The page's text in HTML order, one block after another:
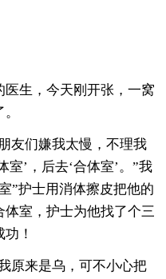
生，今天刚开张，一窝
友们嫌我太慢，不理我
室’，后去‘合体室’。”我
”护士用消体擦皮把他的
室，护士为他找了个三
！
原来是乌，可不小心把